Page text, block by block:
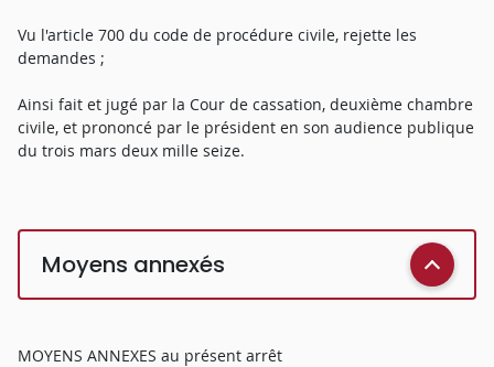
Vu l'article 700 du code de procédure civile, rejette les
demandes ;
Ainsi fait et jugé par la Cour de cassation, deuxième chambre
civile, et prononcé par le président en son audience publique
du trois mars deux mille seize.
Moyens annexés
MOYENS ANNEXES au présent arrêt